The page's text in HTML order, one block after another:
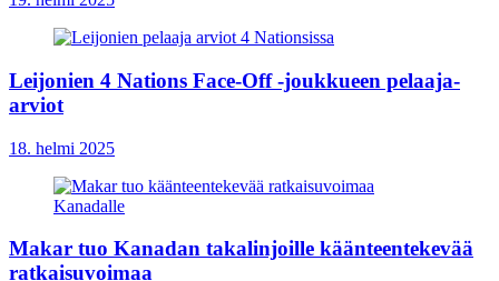
Leijonien 4 Nations Face-Off -joukkueen pelaaja-
arviot
18. helmi 2025
Makar tuo Kanadan takalinjoille käänteentekevää
ratkaisuvoimaa